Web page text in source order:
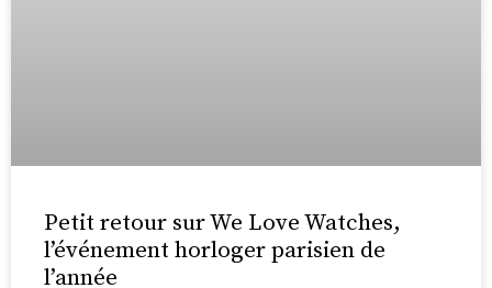
Petit retour sur We Love Watches,
l’événement horloger parisien de
l’année